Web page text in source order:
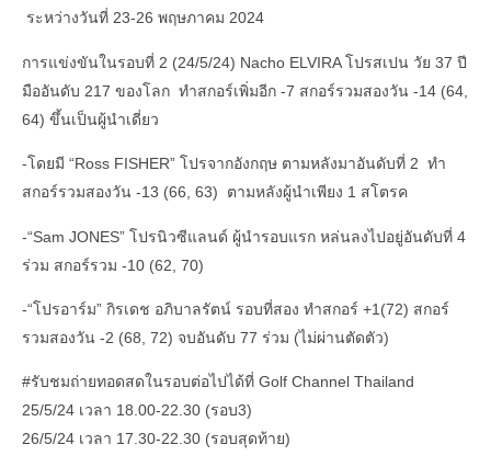
ระหว่างวันที่ 23-26 พฤษภาคม 2024
การแข่งขันในรอบที่ 2 (24/5/24) Nacho ELVIRA โปรสเปน วัย 37 ปี
มืออันดับ 217 ของโลก ทำสกอร์เพิ่มอีก -7 สกอร์รวมสองวัน -14 (64,
64) ขึ้นเป็นผู้นำเดี่ยว
-โดยมี “Ross FISHER” โปรจากอังกฤษ ตามหลังมาอันดับที่ 2 ทำ
สกอร์รวมสองวัน -13 (66, 63) ตามหลังผู้นำเพียง 1 สโตรค
-“Sam JONES” โปรนิวซีแลนด์ ผู้นำรอบแรก หล่นลงไปอยู่อันดับที่ 4
ร่วม สกอร์รวม -10 (62, 70)
-“โปรอาร์ม” กิรเดช อภิบาลรัตน์ รอบที่สอง ทำสกอร์ +1(72) สกอร์
รวมสองวัน -2 (68, 72) จบอันดับ 77 ร่วม (ไม่ผ่านตัดตัว)
#รับชมถ่ายทอดสดในรอบต่อไปได้ที่ Golf Channel Thailand
25/5/24 เวลา 18.00-22.30 (รอบ3)
26/5/24 เวลา 17.30-22.30 (รอบสุดท้าย)